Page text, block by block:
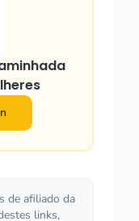
de afiliado da
links,